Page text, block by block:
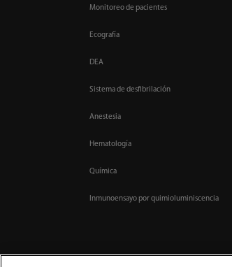
Monitoreo de pacientes
Ecografía
DEA
Sistema de desfibrilación
Anestesia
Hematología
Química
Inmunoensayo por quimioluminiscencia